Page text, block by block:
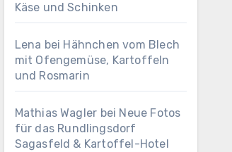
Käse und Schinken
Lena bei Hähnchen vom Blech
mit Ofengemüse, Kartoffeln
und Rosmarin
Mathias Wagler bei Neue Fotos
für das Rundlingsdorf
Sagasfeld & Kartoffel-Hotel